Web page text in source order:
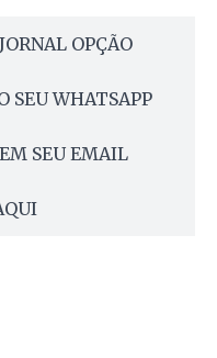
OPÇÃO
SEU WHATSAPP
SEU EMAIL